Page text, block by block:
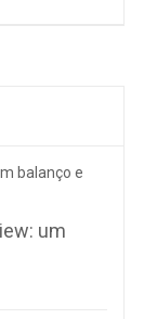
um